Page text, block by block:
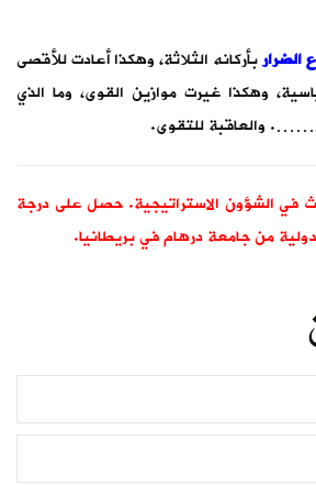
بأركانه الثلاثة، وهكذا أعادت للأقصى
وهكذا غيرت موازين القوى، وما الذي
والعاقبة للتقوى.
في الشؤون الاستراتيجية. حصل على درجة
من جامعة درهام في بريطانيا.